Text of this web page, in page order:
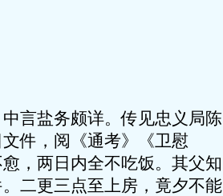
言盐务颇详。传见忠义局陈
件，阅《通考》《卫慰
，两日内全不吃饭。其父知
二更三点至上房，竟夕不能